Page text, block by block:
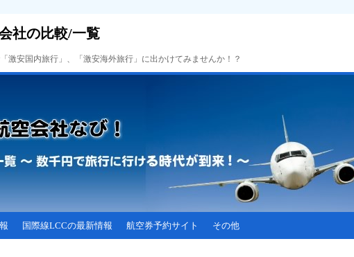
社の比較/一覧
激安国内旅行」、「激安海外旅行」に出かけてみませんか！？
国際線LCCの最新情報 航空券予約サイト その他